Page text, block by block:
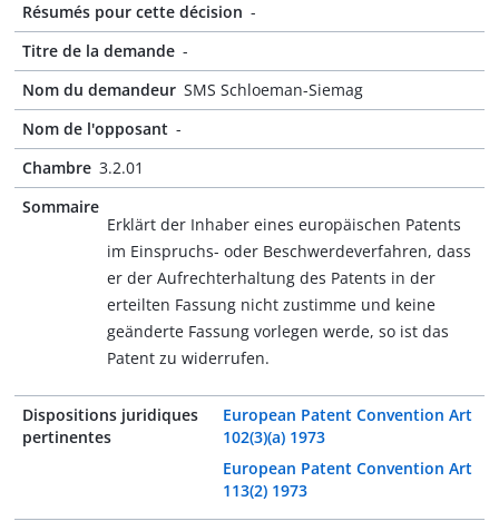
Résumés pour cette décision -
Titre de la demande -
Nom du demandeur SMS Schloeman-Siemag
Nom de l'opposant -
Chambre 3.2.01
Sommaire
Erklärt der Inhaber eines europäischen Patents
im Einspruchs- oder Beschwerdeverfahren, dass
er der Aufrechterhaltung des Patents in der
erteilten Fassung nicht zustimme und keine
geänderte Fassung vorlegen werde, so ist das
Patent zu widerrufen.
Dispositions juridiques
pertinentes
European Patent Convention Art
102(3)(a) 1973
European Patent Convention Art
113(2) 1973